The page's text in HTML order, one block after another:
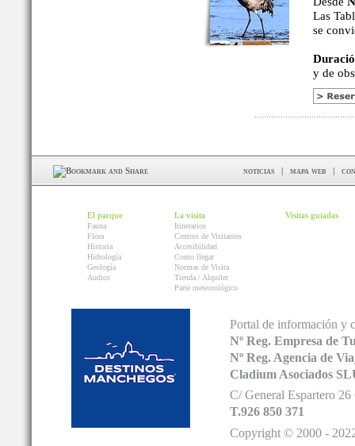
Las
se
y de
noticias | mapa web |
El parque
Fauna
Flora
Historia
Hidrología
Geología
Audios
La visita
Itinerarios
Centros de Visitantes
Accesibilidad
Como llegar
Normas de Visita
Tienda / Alquiler
Parte meteorológico
Visitas guiadas
Portal de información y
Nº Reg. Empresa de
Nº Reg. Agencia de
Cladium Asociados
C/ General Espartero
T.926 850 371
Copyright © 2000 -